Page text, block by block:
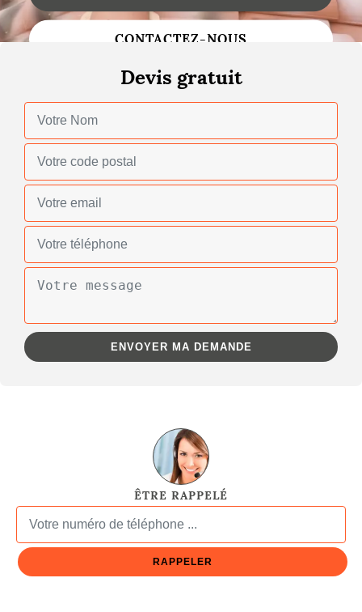
Changement de toiture
Gouttières
Réparation de toiture
CONTACTEZ-NOUS
Devis gratuit
ÊTRE RAPPELÉ